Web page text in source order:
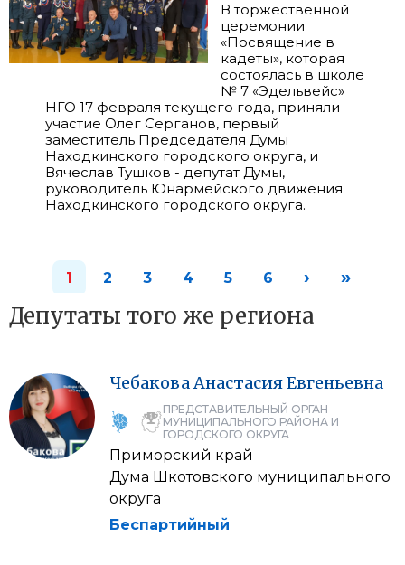
В торжественной
церемонии
«Посвящение в
кадеты», которая
состоялась в школе
№ 7 «Эдельвейс»
НГО 17 февраля текущего года, приняли
участие Олег Серганов, первый
заместитель Председателя Думы
Находкинского городского округа, и
Вячеслав Тушков - депутат Думы,
руководитель Юнармейского движения
Находкинского городского округа.
1 2 3 4 5 6 › »
Депутаты того же региона
ЧебаковаАнастасияЕвгеньевна
ПРЕДСТАВИТЕЛЬНЫЙ ОРГАН
МУНИЦИПАЛЬНОГО РАЙОНА И
ГОРОДСКОГО ОКРУГА
Приморский край
Дума Шкотовского муниципального
округа
Беспартийный